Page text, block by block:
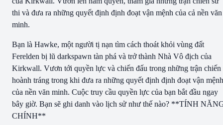
thi và đưa ra những quyết định định đoạt vận mệnh của cả nền văn
minh.
Bạn là Hawke, một người tị nạn tìm cách thoát khỏi vùng đất
Ferelden bị lũ darkspawn tàn phá và trở thành Nhà Vô địch của
Kirkwall. Vươn tới quyền lực và chiến đấu trong những trận chiến
hoành tráng trong khi đưa ra những quyết định định đoạt vận mệnh
của nền văn minh. Cuộc truy cầu quyền lực của bạn bắt đầu ngay
bây giờ. Bạn sẽ ghi danh vào lịch sử như thế nào? **TÍNH
CHÍNH**